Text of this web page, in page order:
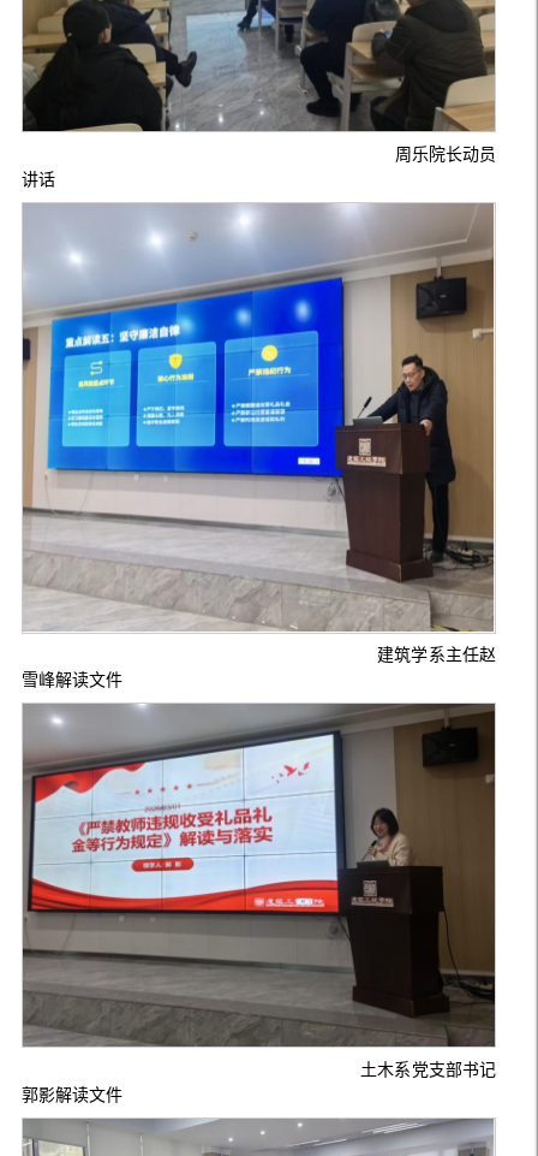
周乐院长动员
讲话
建筑学系主任赵
雪峰解读文件
土木系党支部书记
郭影解读文件